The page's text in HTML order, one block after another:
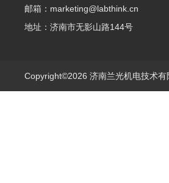
邮箱：marketing@labthink.cn
地址：济南市无影山路144号
Copyright©2026 济南兰光机电技术